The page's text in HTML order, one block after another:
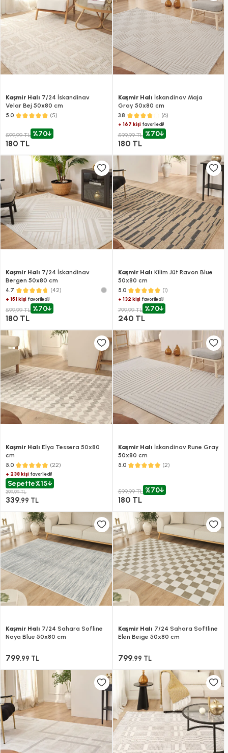
Kaşmir Halı 7/24 İskandinav
Velar Bej 50x80 cm
5.0 (5)
599,99 TL %70
180 TL
Kaşmir Halı İskandinav Maja
Gray 50x80 cm
3.8 (6)
+ 167 kişifavoriledi!
599,99 TL %70
180 TL
Kaşmir Halı 7/24 İskandinav
Bergen 50x80 cm
4.7 (42)
+ 151 kişi favoriledi!
599,99 TL %70
180 TL
Kaşmir Halı Kilim Jüt Ravon Blue
50x80 cm
5.0 (1)
+ 132 kişifavoriledi!
799,99 TL %70
240 TL
Kaşmir Halı Elya Tessera 50x80
cm
5.0 (22)
+ 238 kişi favoriledi!
Sepette%15
399,99 TL
339,99 TL
Kaşmir Halı İskandinav Rune Gray
50x80 cm
5.0 (2)
599,99 TL %70
180 TL
Kaşmir Halı 7/24 Sahara Sofline
Noya Blue 50x80 cm
799,99 TL
Kaşmir Halı 7/24 Sahara Softline
Elen Beige 50x80 cm
799,99 TL